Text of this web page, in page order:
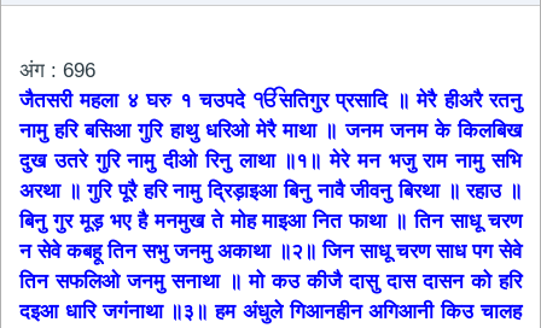
अंग : 696
जैतसरी महला ४ घरु १ चउपदे ੴसतिगुर प्रसादि ॥ मेरै हीअरै रतनु
नामु हरि बसिआ गुरि हाथु धरिओ मेरै माथा ॥ जनम जनम के किलबिख
दुख उतरे गुरि नामु दीओ रिनु लाथा ॥१॥ मेरे मन भजु राम नामु सभि
अरथा ॥ गुरि पूरै हरि नामु दि्रड़ाइआ बिनु नावै जीवनु बिरथा ॥ रहाउ ॥
बिनु गुर मूड़ भए है मनमुख ते मोह माइआ नित फाथा ॥ तिन साधू चरण
न सेवे कबहू तिन सभु जनमु अकाथा ॥२॥ जिन साधू चरण साध पग सेवे
तिन सफलिओ जनमु सनाथा ॥ मो कउ कीजै दासु दास दासन को हरि
दइआ धारि जगंनाथा ॥३॥ हम अंधुले गिआनहीन अगिआनी किउ चालह